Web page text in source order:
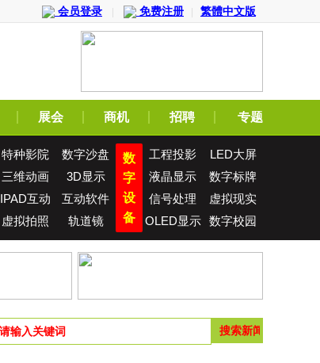
会员登录 免费注册 繁體中文版
展会 商机 招聘 专题
特种影院
数字沙盘
三维动画
3D显示
IPAD互动
互动软件
虚拟拍照 轨道镜
数
字
设
备
工程投影
LED大屏
液晶显示
数字标牌
信号处理
虚拟现实
OLED显示
屏
数字校园